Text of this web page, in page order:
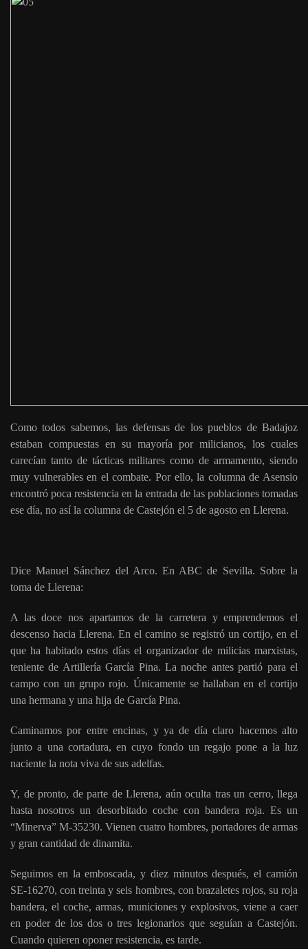
Como todos sabemos, las defensas de los pueblos de Badajoz
estaban compuestas en su mayoría por milicianos, los cuales
carecían tanto de tácticas militares como de armamento, siendo
muy vulnerables en el combate. Por ello, la columna de Asensio
encontró poca resistencia en la entrada de las poblaciones tomadas
ese día, no así la columna de Castejón el 5 de agosto en Llerena.
Dice Manuel Sánchez del Arco. En ABC de Sevilla. Sobre la
toma de Llerena:
A las doce nos apartamos de la carretera y emprendemos el
descenso hacia Llerena. En el camino se registró un cortijo, en el
que ha habitado estos días el organizador de milicias marxistas,
teniente de Artillería García Pina. La noche antes partió para el
campo con un grupo rojo. Únicamente se hallaban en el cortijo
una hermana y una hija de García Pina.
Caminamos por entre encinas, y ya de día claro hacemos alto
junto a una cortadura, en cuyo fondo un regajo pone a la luz
naciente la nota viva de sus adelfas.
Y, de pronto, de parte de Llerena, aún oculta tras un cerro, llega
hasta nosotros un desorbitado coche con bandera roja. Es un
“Minerva” M-35230. Vienen cuatro hombres, portadores de armas
y gran cantidad de dinamita.
Seguimos en la emboscada, y diez minutos después, el camión
SE-16270, con treinta y seis hombres, con brazaletes rojos, su roja
bandera, el coche, armas, municiones y explosivos, viene a caer
en poder de los dos o tres legionarios que seguían a Castejón.
Cuando quieren oponer resistencia, es tarde.